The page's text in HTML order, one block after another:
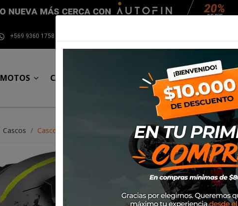
+569 9360 1758
MOTOS CASCOS EQUIPAMIENTO NEUMÁTICOS
Cascos Casco Nolan N60-6 Wheelspin 059
SKU